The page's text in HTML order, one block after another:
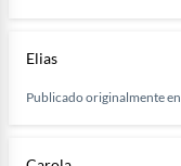
Elias
Publicado originalmente en